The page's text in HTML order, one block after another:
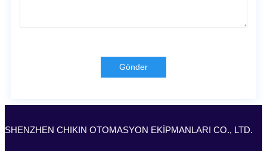
Gönder
SHENZHEN CHIKIN OTOMASYON EKİPMANLARI CO., LTD.